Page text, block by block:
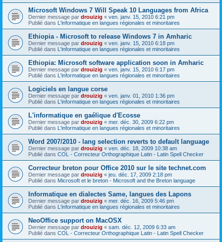
Microsoft Windows 7 Will Speak 10 Languages from Africa
Dernier message par drouizig « ven. janv. 15, 2010 6:21 pm
Publié dans L'informatique en langues régionales et minoritaires
Ethiopia - Microsoft to release Windows 7 in Amharic
Dernier message par drouizig « ven. janv. 15, 2010 6:18 pm
Publié dans L'informatique en langues régionales et minoritaires
Ethiopia: Microsoft software application soon in Amharic
Dernier message par drouizig « ven. janv. 15, 2010 6:17 pm
Publié dans L'informatique en langues régionales et minoritaires
Logiciels en langue corse
Dernier message par drouizig « ven. janv. 01, 2010 1:36 pm
Publié dans L'informatique en langues régionales et minoritaires
L'informatique en gaélique d'Ecosse
Dernier message par drouizig « mer. déc. 30, 2009 6:22 pm
Publié dans L'informatique en langues régionales et minoritaires
Word 2007/2010 - lang selection reverts to default language
Dernier message par drouizig « ven. déc. 18, 2009 10:38 am
Publié dans COL - Correcteur Orthographique Latin - Latin Spell Checker
Correcteur breton pour Office 2010 sur le site technet.com
Dernier message par drouizig « jeu. déc. 17, 2009 2:18 pm
Publié dans Microsoft et le breton - Microsoft and the Breton language
Informatique en dialectes Same, langues des Lapons
Dernier message par drouizig « mer. déc. 16, 2009 5:46 pm
Publié dans L'informatique en langues régionales et minoritaires
NeoOffice support on MacOSX
Dernier message par drouizig « sam. déc. 12, 2009 6:33 am
Publié dans COL - Correcteur Orthographique Latin - Latin Spell Checker